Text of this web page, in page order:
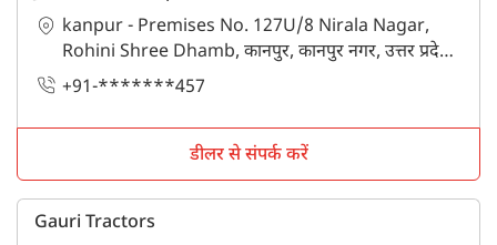
kanpur - Premises No. 127U/8 Nirala Nagar,
Rohini Shree Dhamb, कानपुर, कानपुर नगर, उत्तर प्रदेश -
208014
+91-*******457
डीलर से संपर्क करें
Gauri Tractors